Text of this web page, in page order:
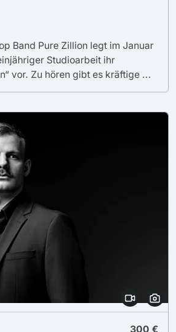
Band Pure Zillion legt im Januar
Studioarbeit ihr
vor. Zu hören gibt es kräftige ...
300 €